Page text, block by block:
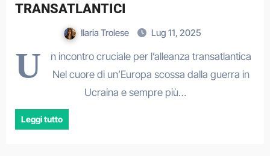
TRANSATLANTICI
Ilaria Trolese Lug 11, 2025
U
n incontro cruciale per l’alleanza transatlantica
Nel cuore di un’Europa scossa dalla guerra in
Ucraina e sempre più…
Leggi tutto